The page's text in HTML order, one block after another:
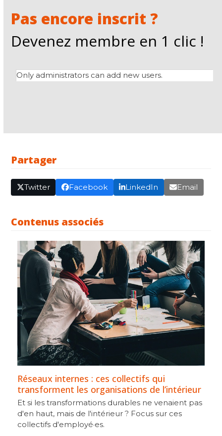
Pas encore inscrit ?
Devenez membre en 1 clic !
Only administrators can add new users.
Partager
Twitter Facebook LinkedIn Email
Contenus associés
Réseaux internes : ces collectifs qui
transforment les organisations de l’intérieur
Et si les transformations durables ne venaient pas
d'en haut, mais de l'intérieur ? Focus sur ces
collectifs d'employé·es.